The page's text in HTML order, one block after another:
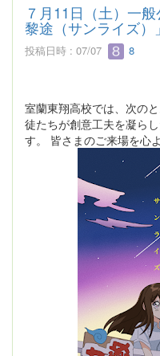
７月11日（土）一
黎途（サンライズ）
投稿日時 : 07/07 8
室蘭東翔高校では、次の
徒たちが創意工夫を凝ら
す。 皆さまのご来場を心